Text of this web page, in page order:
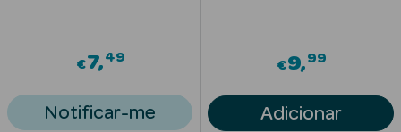
€7 49
Notificar-me
€9 99
Adicionar